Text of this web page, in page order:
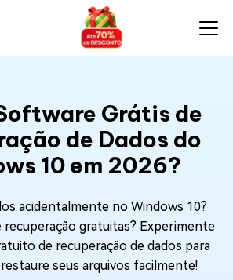
Grátis de
de Dados do
10 em 2026?
acidentalmente no Windows 10?
recuperação gratuitas? Experimente
de recuperação de dados para
seus arquivos facilmente!